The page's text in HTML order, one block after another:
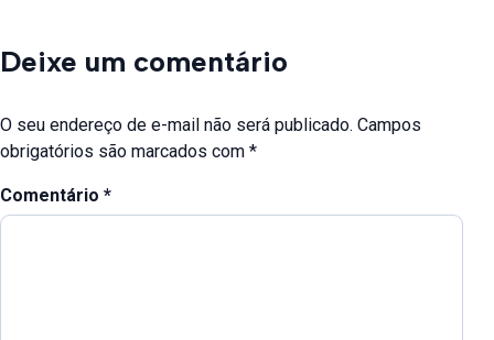
Deixe um comentário
O seu endereço de e-mail não será publicado. Campos
obrigatórios são marcados com *
Comentário *